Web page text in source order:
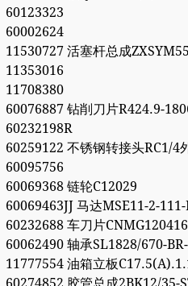
60123323
60002624
11530727 活塞杆总成
11353016
11708380
60076887 钻削刀片R424.9-
60232198R
60259122 不锈钢转接头RC1/4
60095756
60069368 链轮C12029
60069463JJ 马达MSE11-2-
60232688 车刀片
60062490 轴承SL1828/670-
11777554 油箱立板